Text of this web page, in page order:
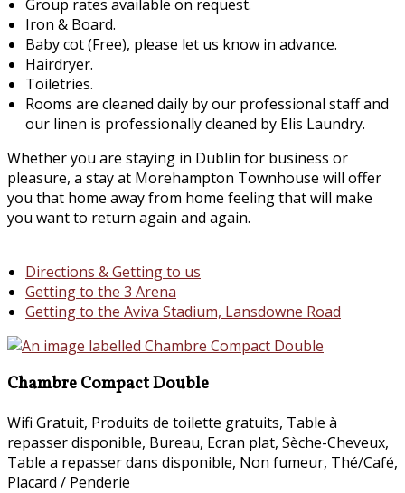
Group rates available on request.
Iron & Board.
Baby cot (Free), please let us know in advance.
Hairdryer.
Toiletries.
Rooms are cleaned daily by our professional staff and
our linen is professionally cleaned by Elis Laundry.
Whether you are staying in Dublin for business or
pleasure, a stay at Morehampton Townhouse will offer
you that home away from home feeling that will make
you want to return again and again.
Directions & Getting to us
Getting to the 3 Arena
Getting to the Aviva Stadium, Lansdowne Road
Chambre Compact Double
Wifi Gratuit, Produits de toilette gratuits, Table à
repasser disponible, Bureau, Ecran plat, Sèche-Cheveux,
Table a repasser dans disponible, Non fumeur, Thé/Café,
Placard / Penderie